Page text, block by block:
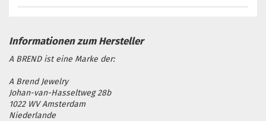
A BREND ist eine Marke der:
A Brend Jewelry
Johan-van-Hasseltweg 28b
1022 WV Amsterdam
Niederlande